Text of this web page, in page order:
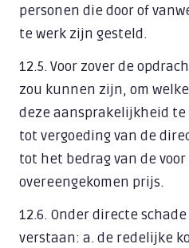
personen die door of
te werk zijn gesteld.
12.5. Voor zover de
zou kunnen zijn, om
deze aansprakelijkheid
tot vergoeding van de
tot het bedrag van de
overeengekomen prijs.
12.6. Onder directe
verstaan: a. de redelijke